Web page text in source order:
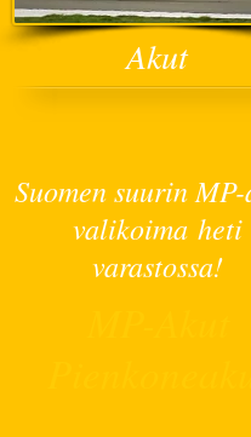
Akut
Suomen suurin
valikoima heti
varastossa!